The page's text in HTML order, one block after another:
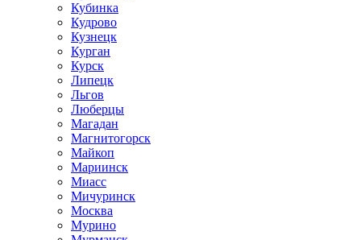
Кубинка
Кудрово
Кузнецк
Курган
Курск
Липецк
Льгов
Люберцы
Магадан
Магнитогорск
Майкоп
Мариинск
Миасс
Мичуринск
Москва
Мурино